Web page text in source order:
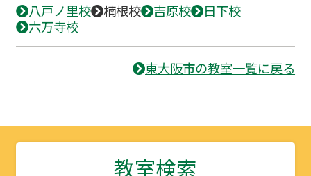
八戸ノ里校 楠根校 吉原校
日下校
六万寺校
東大阪市の教室一覧に戻る
教室検索